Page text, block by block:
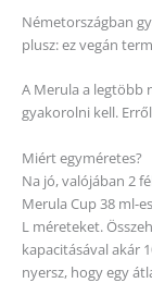
Németországban
plusz: ez vegán
A Merula a legtöbb
gyakorolni kell.
Miért egyméretes?
Na jó, valójában 2
Merula Cup 38 ml-
L méreteket.
kapacitásával akár
nyersz, hogy egy